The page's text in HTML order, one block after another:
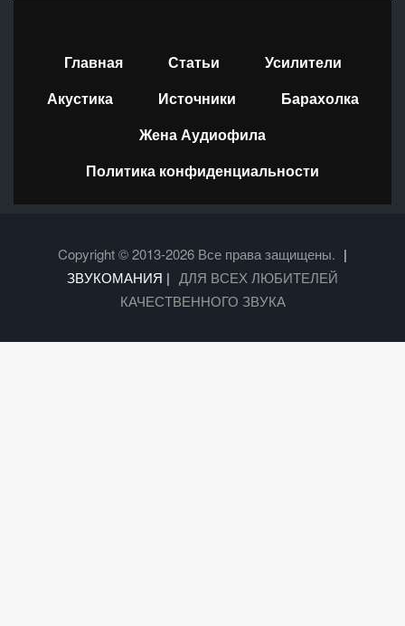
Главная Статьи
Усилители
Акустика
Источники
Барахолка
Жена Аудиофила
Политика конфиденциальности
Copyright © 2013-2026 Все права защищены. |
ЗВУКОМАНИЯ | ДЛЯ ВСЕХ ЛЮБИТЕЛЕЙ
КАЧЕСТВЕННОГО ЗВУКА